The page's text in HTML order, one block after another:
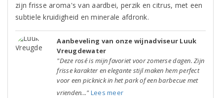
zijn frisse aroma's van aardbei, perzik en citrus, met een
subtiele kruidigheid en minerale afdronk.
Aanbeveling van onze wijnadviseur Luuk
Vreugdewater
"Deze rosé is mijn favoriet voor zomerse dagen. Zijn
frisse karakter en elegante stijl maken hem perfect
voor een picknick in het park of een barbecue met
vrienden..." Lees meer